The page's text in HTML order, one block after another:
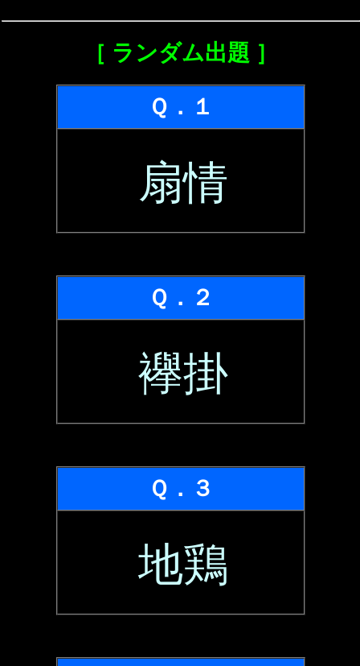
［ ランダム出題 ］
Ｑ．１
扇情
Ｑ．２
襷掛
Ｑ．３
地鶏